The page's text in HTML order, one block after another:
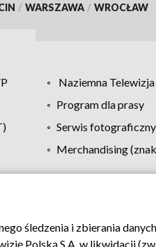
/ WARSZAWA / WROCŁAW
Naziemna
Program dla prasy
Serwis fotograficzny
Merchandising
Pomoc Biuro reklamy
śledzenia i zbierania
Polską S.A. w likwidacji